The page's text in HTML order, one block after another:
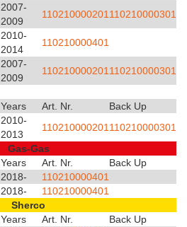
2007-
2009
110210000201110210000301
2010-
2014
110210000401
2007-
2009
110210000201110210000301
Years Art. Nr.
Back Up
2010-
2013
110210000201110210000301
Gas-Gas
Years Art. Nr.
Back Up
2018-
110210000401
2018-
110210000401
Sherco
Years Art. Nr.
Back Up